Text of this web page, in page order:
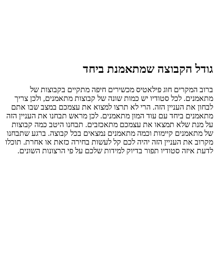
גודל הקבוצה שמתאמנת ביחד
ברוב המקרים חוג פילאטיס מכשירים חיפה מתקיים בקבוצות של
מתאמנים. לכל סטודיו יש כמות שונה של קבוצות מתאמנים, ולכן צריך
לבחון את העניין הזה. הרי לא תרצו למצוא את עצמכם במצב שבו אתם
מתאמנים ביחד עם עוד המון מתאמנים. לכן מראש תבחנו את העניין הזה
על מנת שלא תמצאו את עצמכם מתאכזבים. תבחנו היטב כמה קבוצות
של מתאמנים קיימות וכמה מתאמנים נמצאים בכל קבוצה. ברגע שתבחנו
מקרוב את העניין הזה יהיה לכם קל לעשות בחירה כזאת או אחרת. תוכלו
לדעת איזה סטודיו תפור בדיוק למידות שלכם על פי הרצונות השונים.